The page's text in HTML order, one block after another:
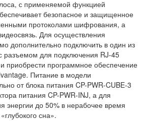
с применяемой функцией
безопасное и защищенное
протоколами шифрования, а
Для осуществления
дополнительно подключить в один из
разъемом для подключения RJ-45
приобрести программное обеспечение
Питание в модели
от блока питания CP-PWR-CUBE-3
питания CP-PWR-INJ, а для
энергии до 50% в нерабочее время
сна».